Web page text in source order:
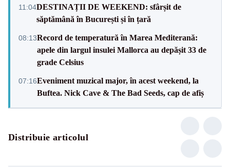
11:04DESTINAȚII DE WEEKEND: sfârșit de
săptămână în București și în țară
08:13Record de temperatură în Marea Mediterană:
apele din largul insulei Mallorca au depășit 33 de
grade Celsius
07:16Eveniment muzical major, în acest weekend, la
Buftea. Nick Cave & The Bad Seeds, cap de afiș
Distribuie articolul